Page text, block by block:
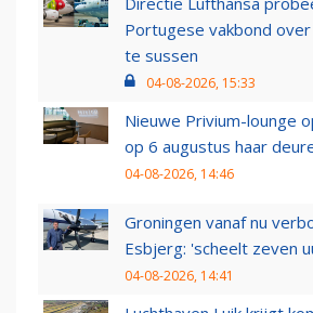
Portugese vakbond
te sussen
04-08-2026, 15:33
Nieuwe Privium-lounge
op 6 augustus haar
04-08-2026, 14:46
Groningen vanaf nu
Esbjerg: 'scheelt zeven
04-08-2026, 14:41